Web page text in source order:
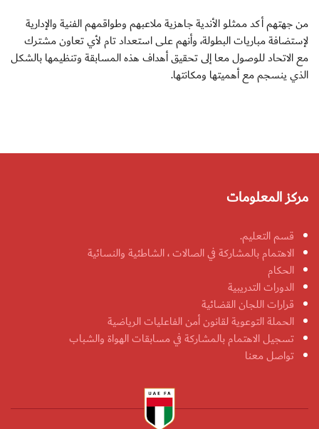
من جهتهم أكد ممثلو الأندية جاهزية ملاعبهم وطواقمهم الفنية والإدارية
لإستضافة مباريات البطولة، وأنهم على استعداد تام لأي تعاون مشترك
مع الاتحاد للوصول معا إلى تحقيق أهداف هذه المسابقة وتنظيمها بالشكل
الذي ينسجم مع أهميتها ومكانتها.
مركز المعلومات
قسم التعليم.
الاهتمام بالمشاركة في الصالات ، الشاطئية والنسائية
الحكام
الدورات التدريبية
قرارات اللجان القضائية
الحملة التوعوية لقانون أمن الفاعليات الرياضية
تسجيل الاهتمام بالمشاركة في مسابقات الهواة والشباب
تواصل معنا